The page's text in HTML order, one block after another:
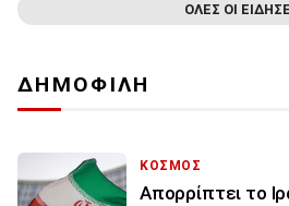
ΟΛΕΣ ΟΙ
ΔΗΜΟΦΙΛΗ
ΚΟΣΜΟΣ
Απορρίπτει το